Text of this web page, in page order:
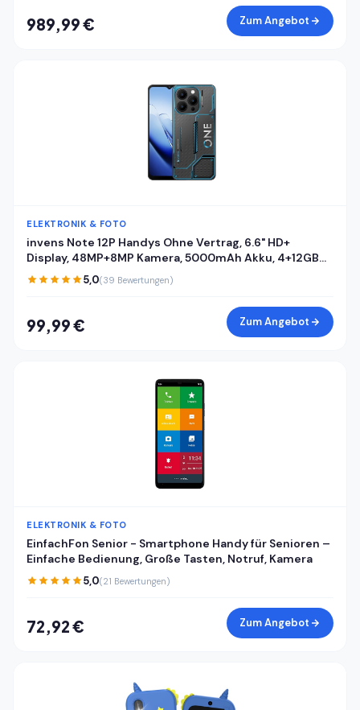
989,99 € Zum Angebot
ELEKTRONIK & FOTO
invens Note 12P Handys Ohne Vertrag, 6.6" HD+
Display, 48MP+8MP Kamera, 5000mAh Akku, 4+12GB
RAM 128GB ROM, Android 15 günstiges Smartphone,
Dual SIM Handy + TF, Face ID/Fingerabdruck, Cyberblau
5,0(39 Bewertungen)
99,99 € Zum Angebot
ELEKTRONIK & FOTO
EinfachFon Senior - Smartphone Handy für Senioren –
Einfache Bedienung, Große Tasten, Notruf, Kamera
5,0(21 Bewertungen)
72,92 € Zum Angebot